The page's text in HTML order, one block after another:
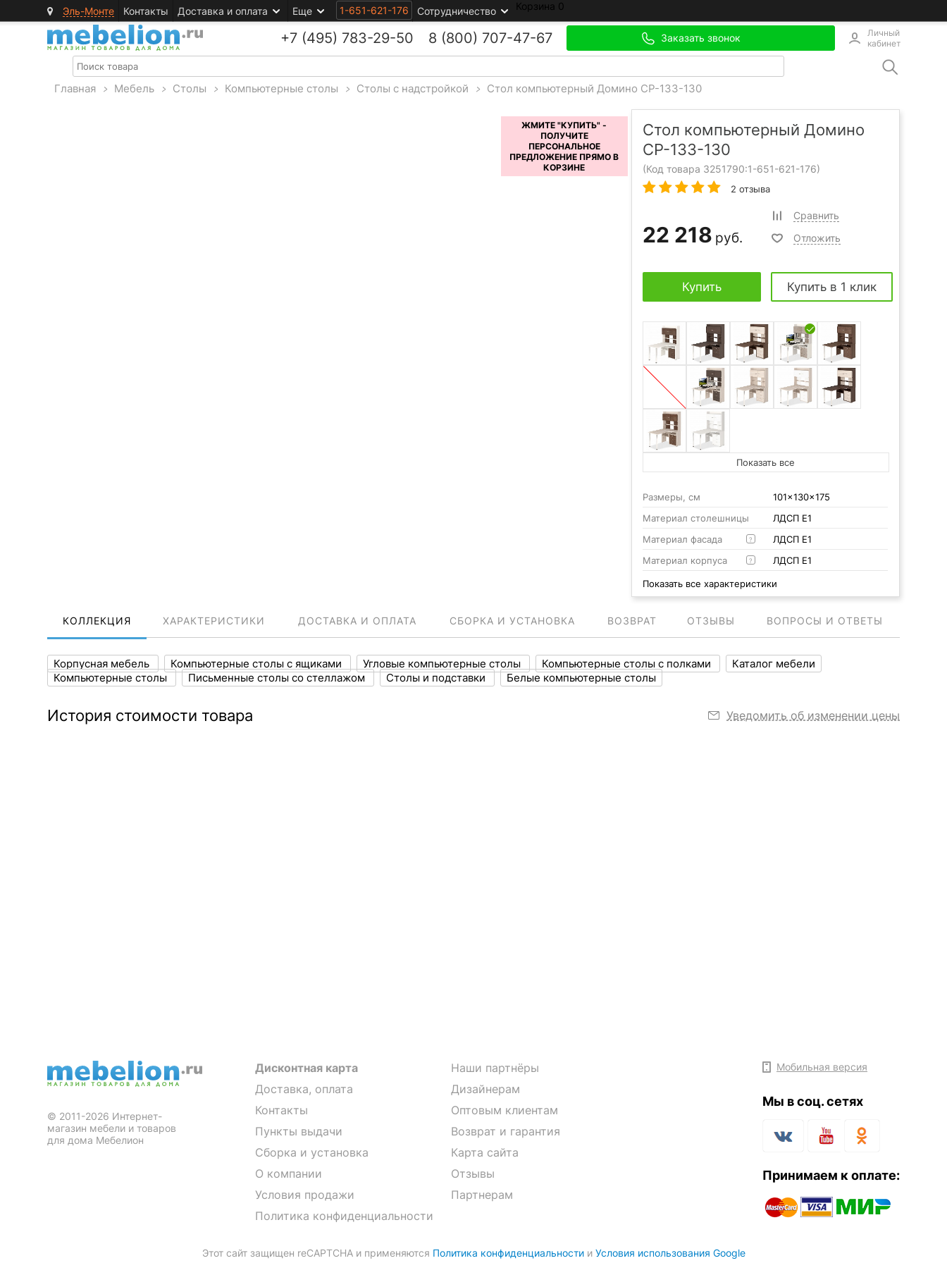
Эль-Монте Контакты Доставка и оплата Еще 1-651-621-176 Сотрудничество Корзина 0
+7 (495) 783-29-50 8 (800) 707-47-67 Заказать звонок
Личный
кабинет
Главная > Мебель > Столы > Компьютерные столы > Столы с надстройкой > Стол компьютерный Домино СР-133-130
Стол компьютерный Домино
СР-133-130
(Код товара 3251790:1-651-621-176)
2 отзыва
22 218 руб.
Сравнить
Отложить
Купить Купить в 1 клик
Показать все
Размеры, см
101x130x175
Материал столешницы
ЛДСП Е1
Материал фасада
?
ЛДСП Е1
Материал корпуса
? ЛДСП Е1
Показать все характеристики
КОЛЛЕКЦИЯ ХАРАКТЕРИСТИКИ ДОСТАВКА И ОПЛАТА СБОРКА И УСТАНОВКА ВОЗВРАТ ОТЗЫВЫ ВОПРОСЫ И ОТВЕТЫ
Корпусная мебель Компьютерные столы с ящиками Угловые компьютерные столы Компьютерные столы с полками
Каталог мебели
Компьютерные столы
Письменные столы со стеллажом Столы и подставки Белые компьютерные столы
История стоимости товара Уведомить об изменении цены
© 2011-2026 Интернет-
магазин мебели и товаров
для дома Мебелион
Дисконтная карта
Доставка, оплата
Контакты
Пункты выдачи
Сборка и установка
О компании
Условия продажи
Политика конфиденциальности
Наши партнёры
Дизайнерам
Оптовым клиентам
Возврат и гарантия
Карта сайта
Отзывы
Партнерам
Мобильная версия
Мы в соц. сетях
Принимаем к оплате:
Этот сайт защищен reCAPTCHA и применяются Политика конфиденциальностии Условия использования Google